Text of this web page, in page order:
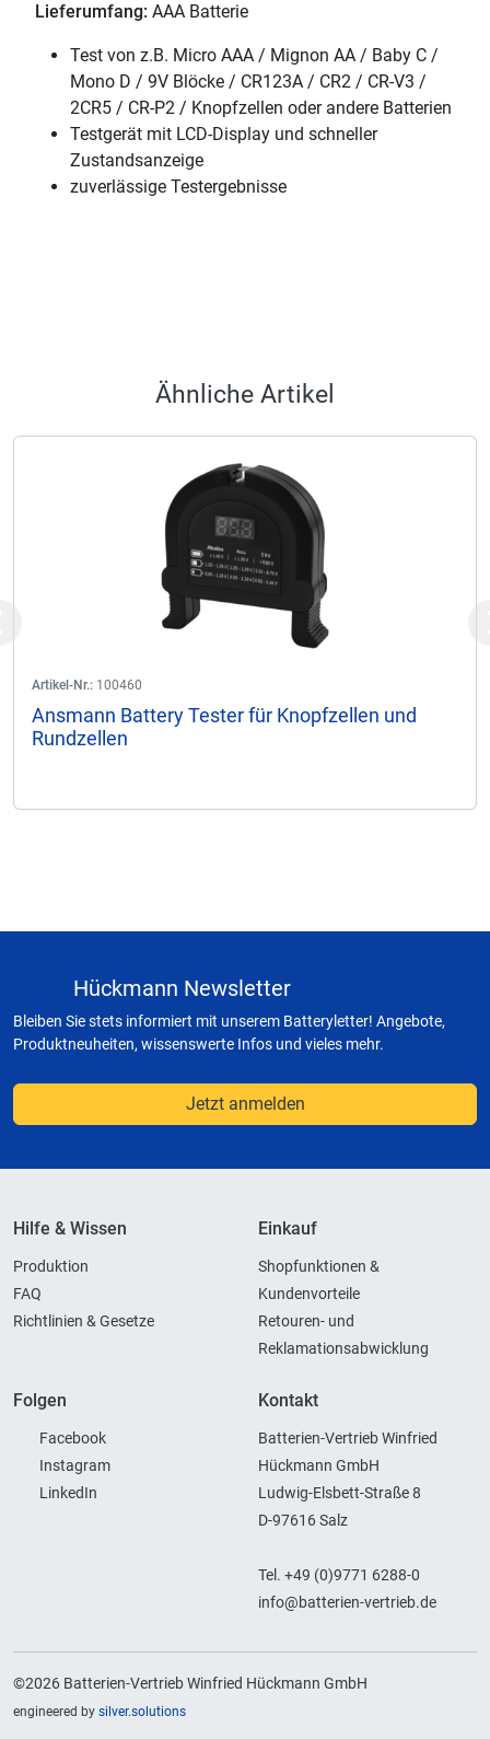
Lieferumfang: AAA Batterie
Test von z.B. Micro AAA / Mignon AA / Baby C /
Mono D / 9V Blöcke / CR123A / CR2 / CR-V3 /
2CR5 / CR-P2 / Knopfzellen oder andere Batterien
Testgerät mit LCD-Display und schneller
Zustandsanzeige
zuverlässige Testergebnisse
Ähnliche Artikel
Artikel-Nr.: 100460
Ansmann Battery Tester für Knopfzellen und
Rundzellen
Hückmann Newsletter
Bleiben Sie stets informiert mit unserem Batteryletter! Angebote,
Produktneuheiten, wissenswerte Infos und vieles mehr.
Jetzt anmelden
Hilfe & Wissen
Produktion
FAQ
Richtlinien & Gesetze
Einkauf
Shopfunktionen &
Kundenvorteile
Retouren- und
Reklamationsabwicklung
Folgen
Facebook
Instagram
LinkedIn
Kontakt
Batterien-Vertrieb Winfried
Hückmann GmbH
Ludwig-Elsbett-Straße 8
D-97616 Salz
Tel. +49 (0)9771 6288-0
info@batterien-vertrieb.de
©2026 Batterien-Vertrieb Winfried Hückmann GmbH
engineered by silver.solutions